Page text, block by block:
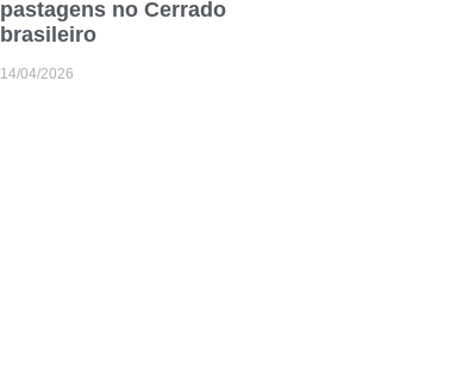
pastagens no Cerrado
brasileiro
14/04/2026